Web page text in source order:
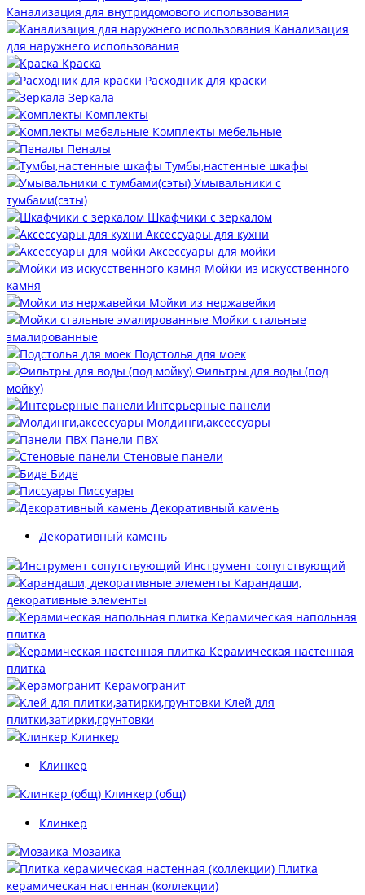
Канализация для внутридомового использования
Канализация
для наружнего использования
Краска
Расходник для краски
Зеркала
Комплекты
Комплекты мебельные
Пеналы
Тумбы,настенные шкафы
Умывальники с
тумбами(сэты)
Шкафчики с зеркалом
Аксессуары для кухни
Аксессуары для мойки
Мойки из искусственного
камня
Мойки из нержавейки
Мойки стальные
эмалированные
Подстолья для моек
Фильтры для воды (под
мойку)
Интерьерные панели
Молдинги,аксессуары
Панели ПВХ
Стеновые панели
Биде
Писсуары
Декоративный камень
Декоративный камень
Инструмент сопутствующий
Карандаши,
декоративные элементы
Керамическая напольная
плитка
Керамическая настенная
плитка
Керамогранит
Клей для
плитки,затирки,грунтовки
Клинкер
Клинкер
Клинкер (общ)
Клинкер
Мозаика
Плитка
керамическая настенная (коллекции)